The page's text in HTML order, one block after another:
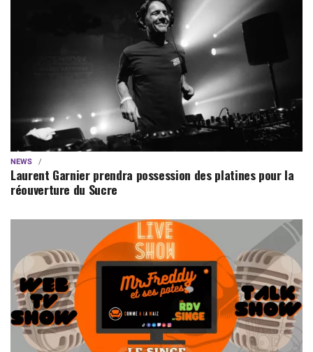
NEWS
Laurent Garnier prendra possession des platines pour la
réouverture du Sucre